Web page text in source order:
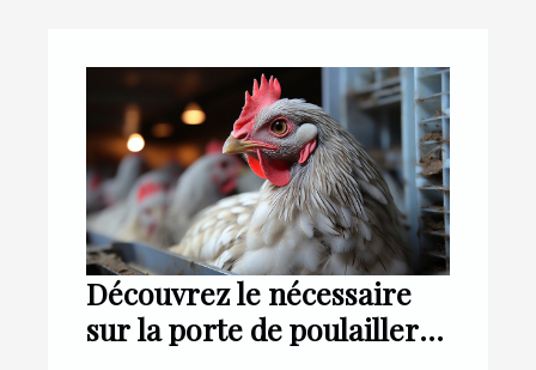
Découvrez le nécessaire
sur la porte de poulailler